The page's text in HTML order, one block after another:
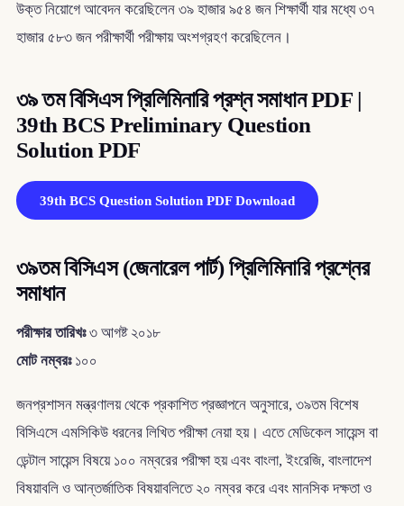
উক্ত নিয়োগে আবেদন করেছিলেন ৩৯ হাজার ৯৫৪ জন শিক্ষার্থী যার মধ্যে ৩৭
হাজার ৫৮৩ জন পরীক্ষার্থী পরীক্ষায় অংশগ্রহণ করেছিলেন।
৩৯ তম বিসিএস প্রিলিমিনারি প্রশ্ন সমাধান PDF |
39th BCS Preliminary Question
Solution PDF
39th BCS Question Solution PDF Download
৩৯তম বিসিএস (জেনারেল পার্ট) প্রিলিমিনারি প্রশ্নের
সমাধান
পরীক্ষার তারিখঃ৩ আগষ্ট ২০১৮
মোট নম্বরঃ১০০
জনপ্রশাসন মন্ত্রণালয় থেকে প্রকাশিত প্রজ্ঞাপনে অনুসারে, ৩৯তম বিশেষ
বিসিএসে এমসিকিউ ধরনের লিখিত পরীক্ষা নেয়া হয়। এতে মেডিকেল সায়েন্স বা
ডেন্টাল সায়েন্স বিষয়ে ১০০ নম্বরের পরীক্ষা হয় এবং বাংলা, ইংরেজি, বাংলাদেশ
বিষয়াবলি ও আন্তর্জাতিক বিষয়াবলিতে ২০ নম্বর করে এবং মানসিক দক্ষতা ও